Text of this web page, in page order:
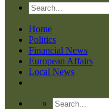
Home
Politics
Financial News
European Affairs
Local News